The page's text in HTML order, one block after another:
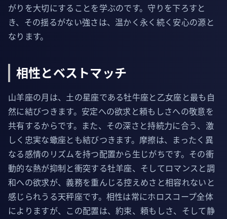
がりを大切にすることを学ぶのです。守りを下ろすと
き、その揺るがない強さは、温かく永く続く安心の源と
なります。
相性とベストマッチ
山羊座の月は、土の星座である牡牛座と乙女座と最も自
然に結びつきます。安定への欲求と頼もしさへの敬意を
共有するからです。また、その深さと持続力に合う、激
しく忠実な蠍座とも結びつきます。摩擦は、まったく異
なる感情のリズムを持つ配置から生じがちです。その衝
動的な熱が抑制と衝突する牡羊座、そしてロマンスと調
和への欲求が、義務を重んじる控えめさと相容れないと
感じられうる天秤座です。相性は常にホロスコープ全体
によりますが、この配置は、約束、頼もしさ、そして静